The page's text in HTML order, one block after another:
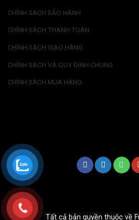
CHÍNH SÁCH BẢO HÀNH
CHÍNH SÁCH THANH TOÁN
CHÍNH SÁCH GIAO HÀNG
CHÍNH SÁCH VÀ QUY ĐỊNH CHUNG
CHÍNH SÁCH MUA HÀNG
Tất cả bản quyền thuộc về